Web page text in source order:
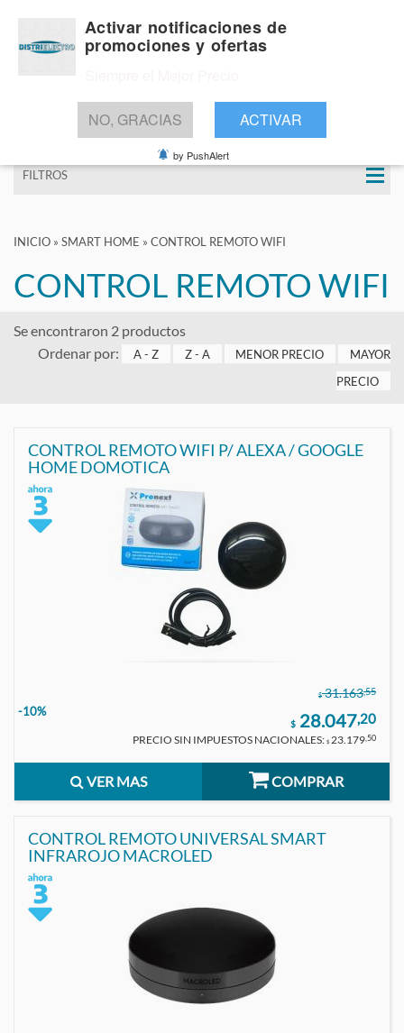
FILTROS
INICIO » SMART HOME » CONTROL REMOTO WIFI
CONTROL REMOTO WIFI
Se encontraron 2 productos
Ordenar por:
A - Z Z - A MENOR PRECIO
MAYOR
PRECIO
CONTROL REMOTO WIFI P/ ALEXA / GOOGLE
HOME DOMOTICA
$ 31.163,55
-10%
$ 28.047,20
PRECIO SIN IMPUESTOS NACIONALES: $ 23.179,50
VER MAS COMPRAR
CONTROL REMOTO UNIVERSAL SMART
INFRAROJO MACROLED
Activar notificaciones de
promociones y ofertas
NO, GRACIAS ACTIVAR
by PushAlert